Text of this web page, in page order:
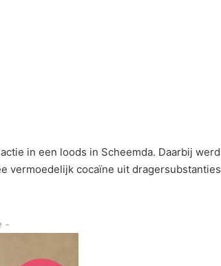
in een loods in Scheemda. Daarbij werd
vermoedelijk cocaïne uit dragersubstanties
-